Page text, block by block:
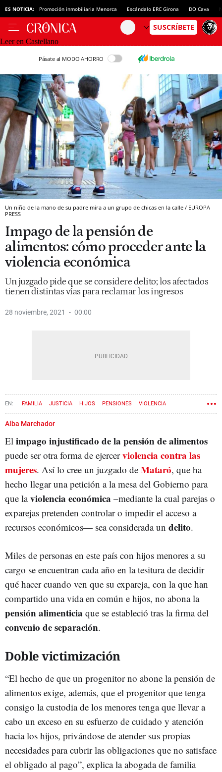
ES NOTICIA: Promoción inmobiliaria Menorca Escándalo ERC Girona DO Cava
Leer en Castellano
Pásate al MODO AHORRO
Un niño de la mano de su padre mira a un grupo de chicas en la calle / EUROPA
PRESS
Impago de la pensión de
alimentos: cómo proceder ante la
violencia económica
Un juzgado pide que se considere delito; los afectados
tienen distintas vías para reclamar los ingresos
28 noviembre, 2021 00:00
FAMILIA JUSTICIA HIJOS PENSIONES VIOLENCIA
Alba Marchador
El impago injustificado de la pensión de alimentos
puede ser otra forma de ejercerviolencia contra las
mujeres. Así lo cree un juzgado de Mataró, que ha
hecho llegar una petición a la mesa del Gobierno para
que laviolencia económica –mediante la cual parejas o
exparejas pretenden controlar o impedir el acceso a
recursos económicos— sea considerada un delito.
Miles de personas en este país con hijos menores a su
cargo se encuentran cada año en la tesitura de decidir
qué hacer cuando ven que su expareja, con la que han
compartido una vida en común e hijos, no abona la
pensión alimenticia que se estableció tras la firma del
convenio de separación.
Doble victimización
“El hecho de que un progenitor no abone la pensión de
alimentos exige, además, que el progenitor que tenga
consigo la custodia de los menores tenga que llevar a
cabo un exceso en su esfuerzo de cuidado y atención
hacia los hijos, privándose de atender sus propias
necesidades para cubrir las obligaciones que no satisface
el obligado al pago”, explica la abogada de familia